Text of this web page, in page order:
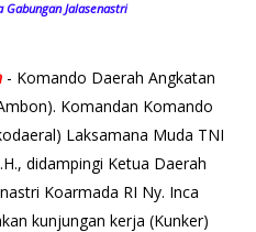
Gabungan Jalasenastri
- Komando Daerah Angkatan
Komandan Komando
Laksamana Muda TNI
didampingi Ketua Daerah
Koarmada RI Ny. Inca
kunjungan kerja (Kunker)